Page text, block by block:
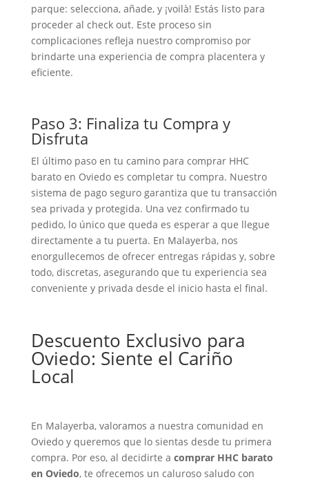
parque: selecciona, añade, y ¡voilà! Estás listo para
proceder al check out. Este proceso sin
complicaciones refleja nuestro compromiso por
brindarte una experiencia de compra placentera y
eficiente.
Paso 3: Finaliza tu Compra y
Disfruta
El último paso en tu camino para comprar HHC
barato en Oviedo es completar tu compra. Nuestro
sistema de pago seguro garantiza que tu transacción
sea privada y protegida. Una vez confirmado tu
pedido, lo único que queda es esperar a que llegue
directamente a tu puerta. En Malayerba, nos
enorgullecemos de ofrecer entregas rápidas y, sobre
todo, discretas, asegurando que tu experiencia sea
conveniente y privada desde el inicio hasta el final.
Descuento Exclusivo para
Oviedo: Siente el Cariño
Local
En Malayerba, valoramos a nuestra comunidad en
Oviedo y queremos que lo sientas desde tu primera
compra. Por eso, al decidirte a comprar HHC barato
en Oviedo, te ofrecemos un caluroso saludo con